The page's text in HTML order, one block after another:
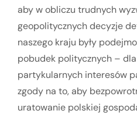
aby w obliczu trudnych
geopolitycznych decyzje
naszego kraju były
pobudek politycznych –
partykularnych interesów
zgody na to, aby
uratowanie polskiej